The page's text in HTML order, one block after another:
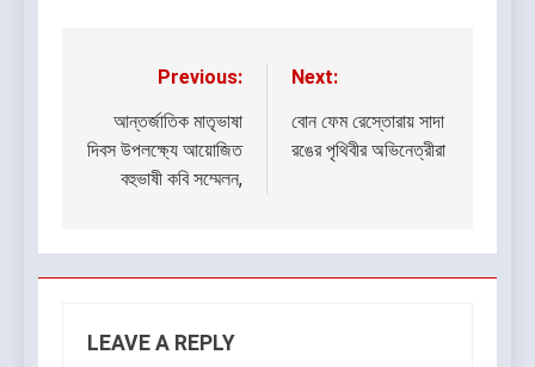
navigation
Previous:
আন্তর্জাতিক মাতৃভাষা
দিবস উপলক্ষ্যে আয়োজিত
বহুভাষী কবি সম্মেলন,
Next:
বোন ফেম রেস্তোরায় সাদা
রঙের পৃথিবীর অভিনেত্রীরা
LEAVE A REPLY